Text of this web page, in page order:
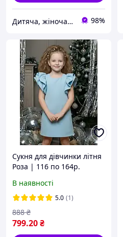
Дитяча, жіноча і чоловіча трикотажний одяг від виробника Туреччина, Україна - Shop time 98%
Сукня для дівчинки літня
Роза | 116 по 164р.
В наявності
5.0 (1)
799.20₴
888 ₴